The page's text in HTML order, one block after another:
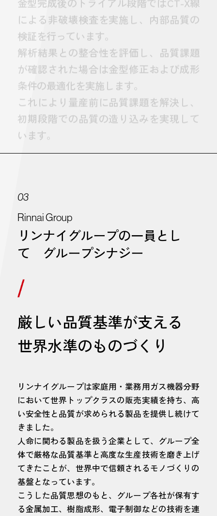
検証を行っています。
解析結果との整合性を評価し、品質課題
が確認された場合は金型修正および成形
条件の最適化を実施します。
これにより量産前に品質課題を解決し、
初期段階での品質の造り込みを実現して
います。
03
Rinnai Group
リンナイグループの一員とし
て グループシナジー
厳しい品質基準が支える
世界水準のものづくり
リンナイグループは家庭用・業務用ガス機器分野
において世界トップクラスの販売実績を持ち、高
い安全性と品質が求められる製品を提供し続けて
きました。
人命に関わる製品を扱う企業として、グループ全
体で厳格な品質基準と高度な生産技術を磨き上げ
てきたことが、世界中で信頼されるモノづくりの
基盤となっています。
こうした品質思想のもと、グループ各社が保有す
る金属加工、樹脂成形、電子制御などの技術を連